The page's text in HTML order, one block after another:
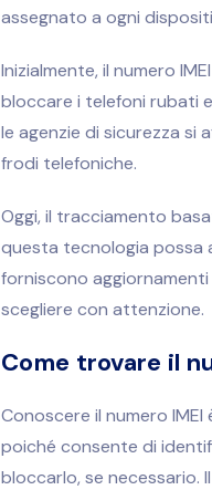
assegnato a ogni
Inizialmente, il numero
bloccare i telefoni rubati
le agenzie di sicurezza si
frodi telefoniche.
Oggi, il tracciamento
questa tecnologia possa
forniscono
scegliere con attenzione.
Come trovare il
Conoscere il numero
poiché consente di
bloccarlo, se necessario.